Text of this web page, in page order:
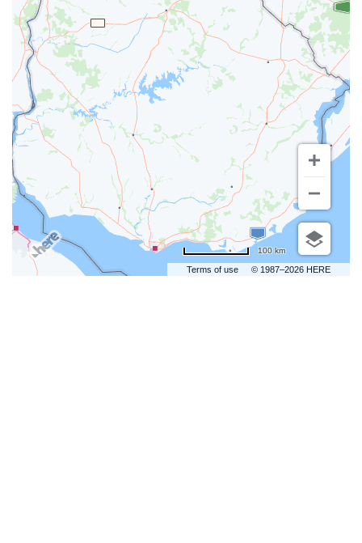
Terms of use © 1987–2026 HERE
100 km